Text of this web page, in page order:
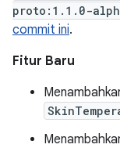
proto:1.1.0-
commit ini.
Fitur Baru